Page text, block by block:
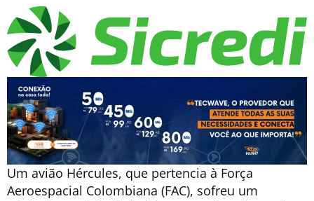
Um avião Hércules, que pertencia à Força
Aeroespacial Colombiana (FAC), sofreu um